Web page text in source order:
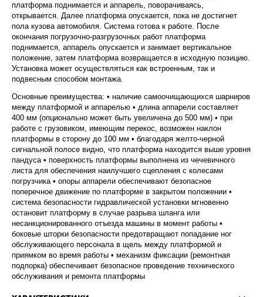
платформа поднимается и аппарель, поворачиваясь,
открывается. Далее платформа опускается, пока не достигнет
пола кузова автомобиля. Система готова к работе. После
окончания погрузочно-разгрузочных работ платформа
поднимается, аппарель опускается и занимает вертикальное
положение, затем платформа возвращается в исходную позицию.
Установка может осуществляться как встроенным, так и
подвесным способом монтажа.
Основные преимущества: • наличие самоочищающихся шарниров
между платформой и аппарелью • длина аппарели составляет
400 мм (опционально может быть увеличена до 500 мм) • при
работе с грузовиком, имеющим перекос, возможен наклон
платформы в сторону до 100 мм • благодаря желто-черной
сигнальной полосе видно, что платформа находится выше уровня
пандуса • поверхность платформы выполнена из чечевичного
листа для обеспечения наилучшего сцепления с колесами
погрузчика • опоры аппарели обеспечивают безопасное
поперечное движение по платформе в закрытом положении •
система безопасности гидравлической установки мгновенно
остановит платформу в случае разрыва шланга или
несанкционированного отъезда машины в момент работы •
боковые шторки безопасности предотвращают попадание ног
обслуживающего персонала в щель между платформой и
приямком во время работы • механизм фиксации (ремонтная
подпорка) обеспечивает безопасное проведение технического
обслуживания и ремонта платформы